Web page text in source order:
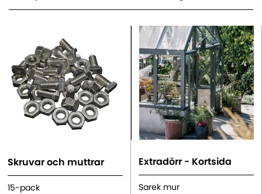
Skruvar och muttrar
15-pack
Extradörr - Kortsida
Sarek mur